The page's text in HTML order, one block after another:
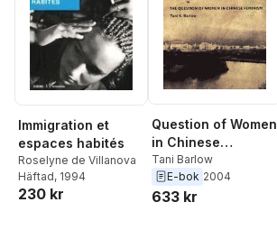
Immigration et
espaces habités
Roselyne de Villanova
Häftad, 1994
230 kr
Question of Women
in Chinese
Feminism
Tani Barlow
E-bok 2004
633 kr